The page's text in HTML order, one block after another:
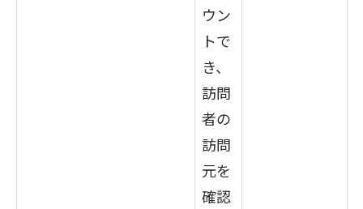
ウン
トで
き、
訪問
者の
訪問
元を
確認